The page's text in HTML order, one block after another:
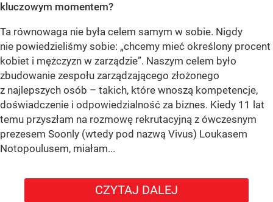
kluczowym momentem?
Ta równowaga nie była celem samym w sobie. Nigdy
nie powiedzieliśmy sobie: „chcemy mieć określony procent
kobiet i mężczyzn w zarządzie”. Naszym celem było
zbudowanie zespołu zarządzającego złożonego
z najlepszych osób – takich, które wnoszą kompetencje,
doświadczenie i odpowiedzialność za biznes. Kiedy 11 lat
temu przyszłam na rozmowę rekrutacyjną z ówczesnym
prezesem Soonly (wtedy pod nazwą Vivus) Loukasem
Notopoulusem, miałam...
CZYTAJ DALEJ